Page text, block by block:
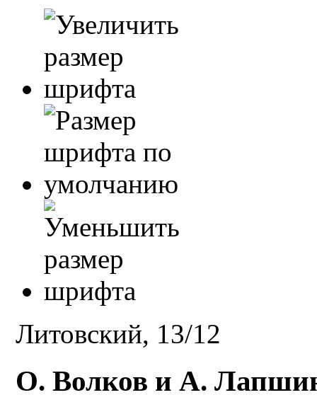
Литовский, 13/12
О. Волков и А.